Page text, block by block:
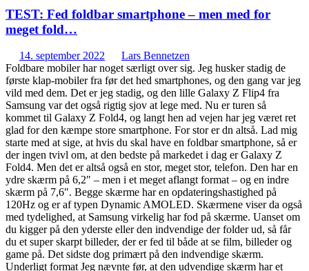
TEST: Fed foldbar smartphone – men med for
meget fold…
14. september 2022
Lars Bennetzen
Foldbare mobiler har noget særligt over sig. Jeg husker stadig de
første klap-mobiler fra før det hed smartphones, og den gang var jeg
vild med dem. Det er jeg stadig, og den lille Galaxy Z Flip4 fra
Samsung var det også rigtig sjov at lege med. Nu er turen så
kommet til Galaxy Z Fold4, og langt hen ad vejen har jeg været ret
glad for den kæmpe store smartphone. For stor er dn altså. Lad mig
starte med at sige, at hvis du skal have en foldbar smartphone, så er
der ingen tvivl om, at den bedste på markedet i dag er Galaxy Z
Fold4. Men det er altså også en stor, meget stor, telefon. Den har en
ydre skærm på 6,2″ – men i et meget aflangt format – og en indre
skærm på 7,6″. Begge skærme har en opdateringshastighed på
120Hz og er af typen Dynamic AMOLED. Skærmene viser da også
med tydelighed, at Samsung virkelig har fod på skærme. Uanset om
du kigger på den yderste eller den indvendige der folder ud, så får
du et super skarpt billeder, der er fed til både at se film, billeder og
game på. Det sidste dog primært på den indvendige skærm.
Underligt format Jeg nævnte før, at den udvendige skærm har et